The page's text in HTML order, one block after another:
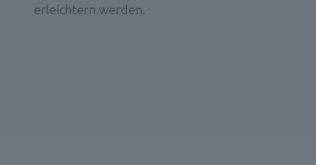
erleichtern werden.